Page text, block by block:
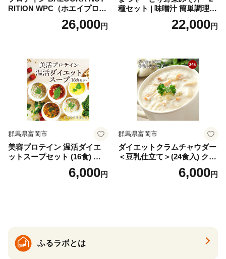
RITION WPC（ホエイプロテ
イン）＜プレーン＞ 900g｜
バズーカ岡田監修・植物由来
ロン [AIEN005]
26,000円
種セット | 味噌汁 簡単調理
お味噌 おみそ みそ とり野菜
時短料理 時短ごはん ご当地
22,000円
群馬県富岡市
美容プロテイン 温活ダイエ
ットスープセット (16食) 小
分け スープ 食べ比べ セット
詰合せ クラムチャウダー チ
6,000円
群馬県富岡市
ダイエットクラムチャウダー
＜豆乳仕立て＞(24食入) クラ
ムチャウダー 豆乳 ダイエッ
ト スープ プロテイン たんぱ
6,000円
ふるラボとは